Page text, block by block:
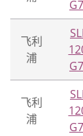
飞利
浦
飞利
浦